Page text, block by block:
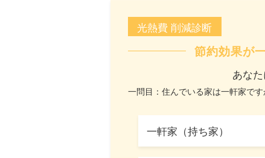
光熱費 削減診断
節約効果が
あな
一問目：住んでいる家は一軒家です
一軒家（持ち家）